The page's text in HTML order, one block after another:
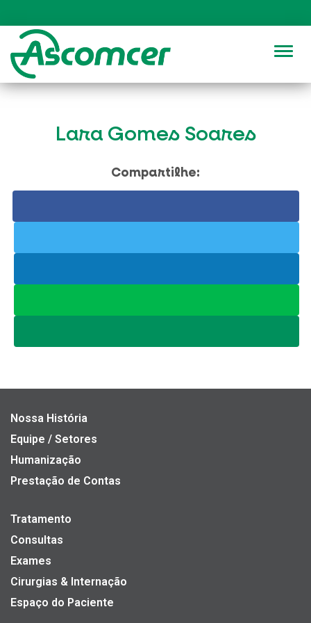
Lara Gomes Soares
Compartilhe:
Nossa História
Equipe / Setores
Humanização
Prestação de Contas
Tratamento
Consultas
Exames
Cirurgias & Internação
Espaço do Paciente